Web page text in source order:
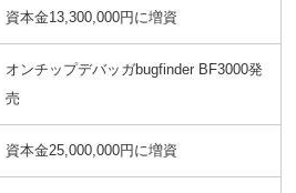
資本金13,300,000円に増資
オンチップデバッガbugfinder BF3000発
売
資本金25,000,000円に増資